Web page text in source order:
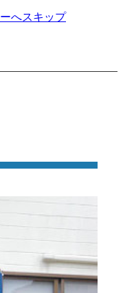
へスキップ